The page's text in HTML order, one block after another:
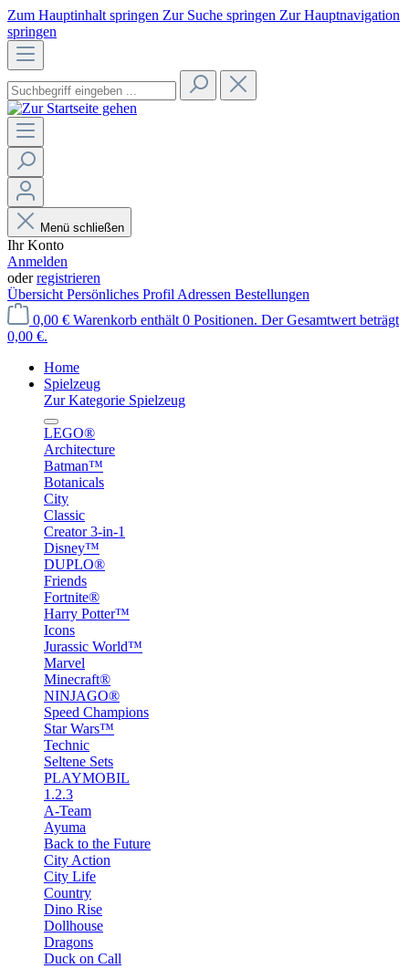
Zum Hauptinhalt springen Zur Suche springen Zur Hauptnavigation
springen
Menü schließen
Ihr Konto
Anmelden
oderregistrieren
Übersicht Persönliches Profil Adressen Bestellungen
0,00 € Warenkorb enthält 0 Positionen. Der Gesamtwert beträgt
0,00 €.
Home
Spielzeug
Zur Kategorie Spielzeug
LEGO®
Architecture
Batman™
Botanicals
City
Classic
Creator 3-in-1
Disney™
DUPLO®
Friends
Fortnite®
Harry Potter™
Icons
Jurassic World™
Marvel
Minecraft®
NINJAGO®
Speed Champions
Star Wars™
Technic
Seltene Sets
PLAYMOBIL
1.2.3
A-Team
Ayuma
Back to the Future
City Action
City Life
Country
Dino Rise
Dollhouse
Dragons
Duck on Call